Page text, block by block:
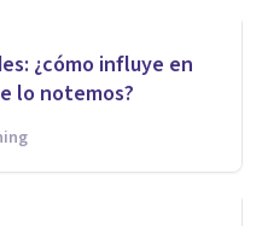
¿cómo influye en
lo notemos?